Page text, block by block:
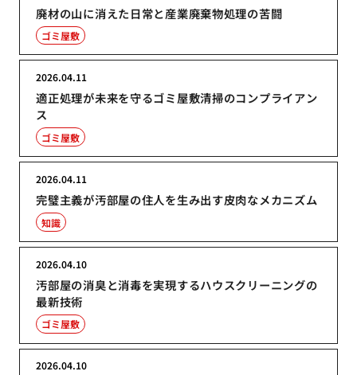
廃材の山に消えた日常と産業廃棄物処理の苦闘
ゴミ屋敷
適正処理が未来を守るゴミ屋敷清掃のコンプライアン
ス
2026.04.11
ゴミ屋敷
完璧主義が汚部屋の住人を生み出す皮肉なメカニズム
2026.04.11
知識
汚部屋の消臭と消毒を実現するハウスクリーニングの
最新技術
2026.04.10
ゴミ屋敷
2026.04.10